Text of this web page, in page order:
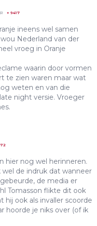
+ 9417
ineens wel samen
Nederland van der
vroeg in Oranje
waarin door vormen
te zien waren maar wat
weten en van die
night versie. Vroeger
hier nog wel herinneren.
de indruk dat wanneer
de media er
Tomasson flikte dit ook
ook als invaller scoorde
hoorde je niks over (of ik